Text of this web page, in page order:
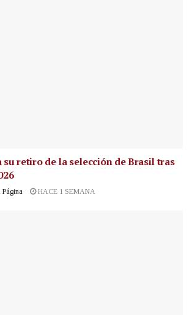
su retiro de la selección de Brasil tras
HACE 1 SEMANA